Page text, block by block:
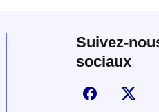
Suivez-
sociaux
Suivez-